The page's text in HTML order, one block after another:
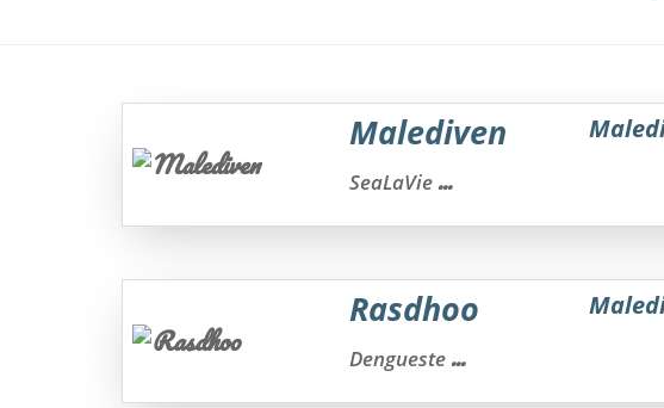
Malediven
SeaLaVie...
Rasdhoo
Dengueste...